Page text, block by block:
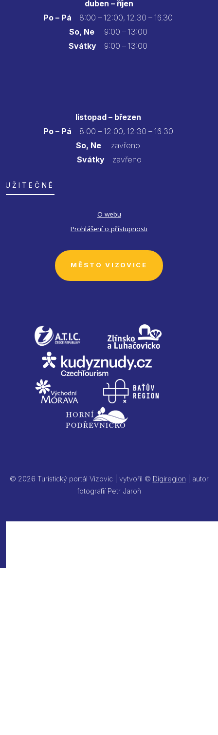
duben – říjen
Po – Pá
8:00 – 12:00, 12.30 – 16.30
So, Ne9:00 – 13:00
Svátky 9:00 – 13:00
listopad – březen
Po – Pá 8:00 – 12:00, 12:30 – 16:30
So, Ne zavřeno
Svátkyzavřeno
UŽITEČNÉ
O webu
Prohlášení o přístupnosti
MĚSTO VIZOVICE
© 2026 Turistický portál Vizovic | vytvořil © Digiregion | autor
fotografií Petr Jaroň